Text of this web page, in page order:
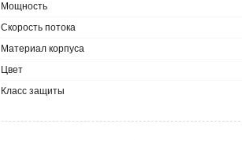
Мощность
Скорость потока
Материал корпуса
Цвет
Класс защиты